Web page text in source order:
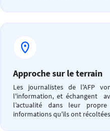
Approche sur le terrain
Les journalistes de l'AFP
l'information, et échangent
l’actualité dans leur
informations qu'ils ont